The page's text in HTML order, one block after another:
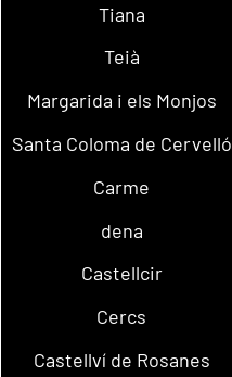
Tiana
Teià
Margarida i els Monjos
Santa Coloma de Cervelló
Carme
dena
Castellcir
Cercs
Castellví de Rosanes